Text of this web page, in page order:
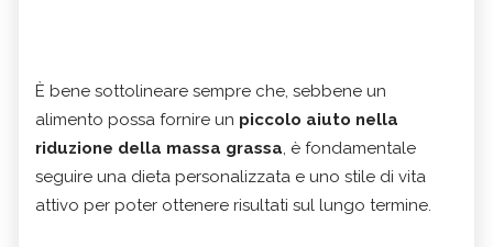
È bene sottolineare sempre che, sebbene un
alimento possa fornire un piccolo aiuto nella
riduzione della massa grassa , è fondamentale
seguire una dieta personalizzata e uno stile di vita
attivo per poter ottenere risultati sul lungo termine.